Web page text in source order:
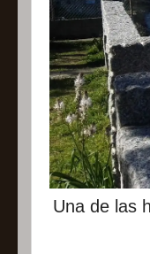
Una de las